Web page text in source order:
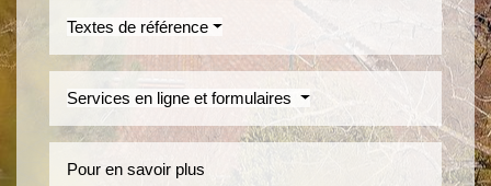
Textes de référence
Services en ligne et formulaires
Pour en savoir plus